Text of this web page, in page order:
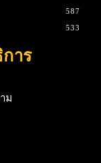
587
533
าร
ม